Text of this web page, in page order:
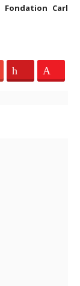
Fondation Carl